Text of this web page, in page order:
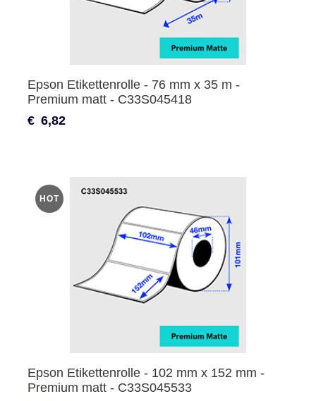
Epson Etikettenrolle - 76 mm x 35 m -
Premium matt - C33S045418
€ 6,82
HOT
Epson Etikettenrolle - 102 mm x 152 mm -
Premium matt - C33S045533